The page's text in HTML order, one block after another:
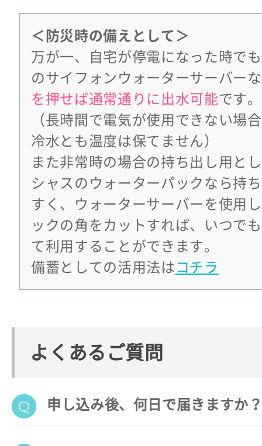
＜防災時の備えとして＞
万が一、自宅が停電になった時で
のサイフォンウォーターサーバー
を押せば通常通りに出水可能です。
（長時間で電気が使用できない場
冷水とも温度は保てません）
また非常時の場合の持ち出し用と
シャスのウォーターパックなら持
すく、ウォーターサーバーを使用
ックの角をカットすれば、いつで
て利用することができます。
備蓄としての活用法は コチラ
よくあるご質問
申し込み後、何日で届きますか